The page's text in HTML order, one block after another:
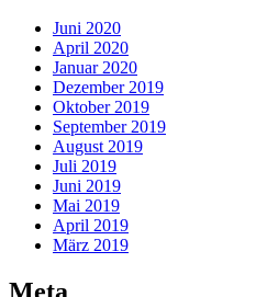
Juni 2020
April 2020
Januar 2020
Dezember 2019
Oktober 2019
September 2019
August 2019
Juli 2019
Juni 2019
Mai 2019
April 2019
März 2019